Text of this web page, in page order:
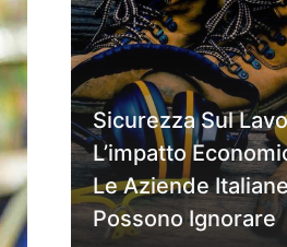
Sicurezza Sul
L’impatto
Le Aziende
Possono Ignorare